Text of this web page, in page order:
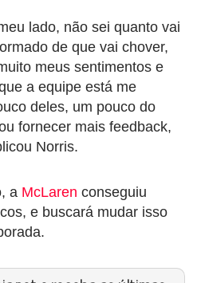
lado, não sei quanto vai
de que vai chover,
meus sentimentos e
a equipe está me
deles, um pouco do
fornecer mais feedback,
Norris.
a McLaren conseguiu
e buscará mudar isso